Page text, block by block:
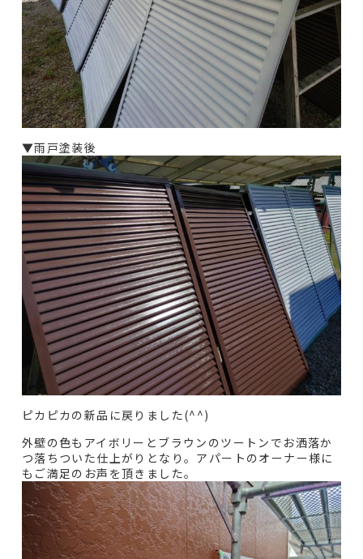
▼雨戸塗装後
ピカピカの新品に戻りました(^^)
外壁の色もアイボリーとブラウンのツートンでお洒落か
つ落ちついた仕上がりとなり。アパートのオーナー様に
もご満足のお声を頂きました。